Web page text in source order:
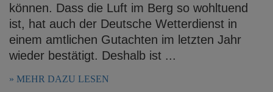
können. Dass die Luft im Berg so wohltuend
ist, hat auch der Deutsche Wetterdienst in
einem amtlichen Gutachten im letzten Jahr
wieder bestätigt. Deshalb ist ...
MEHR DAZU LESEN